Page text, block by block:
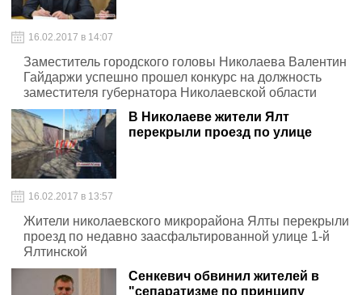
16.02.2017 в 14:07
Заместитель городского головы Николаева Валентин
Гайдаржи успешно прошел конкурс на должность
заместителя губернатора Николаевской области
В Николаеве жители Ялт
перекрыли проезд по улице
16.02.2017 в 13:57
Жители николаевского микрорайона Ялты перекрыли
проезд по недавно заасфальтированной улице 1-й
Ялтинской
Сенкевич обвинил жителей в
"сепаратизме по принципу